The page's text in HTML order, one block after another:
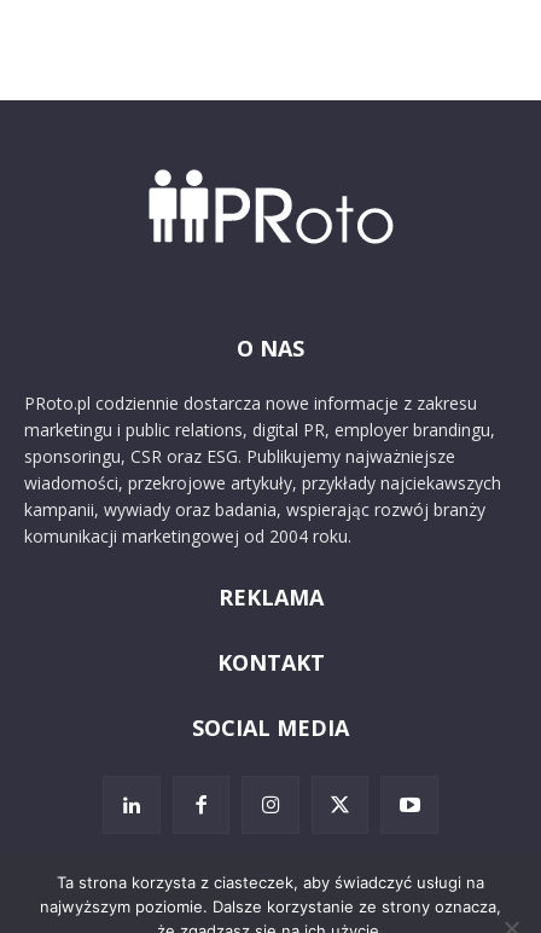
O NAS
PRoto.pl codziennie dostarcza nowe informacje z zakresu
marketingu i public relations, digital PR, employer brandingu,
sponsoringu, CSR oraz ESG. Publikujemy najważniejsze
wiadomości, przekrojowe artykuły, przykłady najciekawszych
kampanii, wywiady oraz badania, wspierając rozwój branży
komunikacji marketingowej od 2004 roku.
REKLAMA
KONTAKT
SOCIAL MEDIA
Ta strona korzysta z ciasteczek, aby świadczyć usługi na
najwyższym poziomie. Dalsze korzystanie ze strony oznacza,